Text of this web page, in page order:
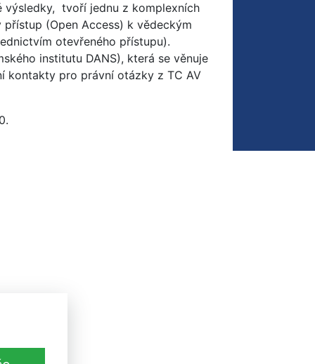
výsledky, tvoří jednu z komplexních
(Open Access) k vědeckým
otevřeného přístupu).
institutu DANS), která se věnuje
kontakty pro právní otázky z TC AV